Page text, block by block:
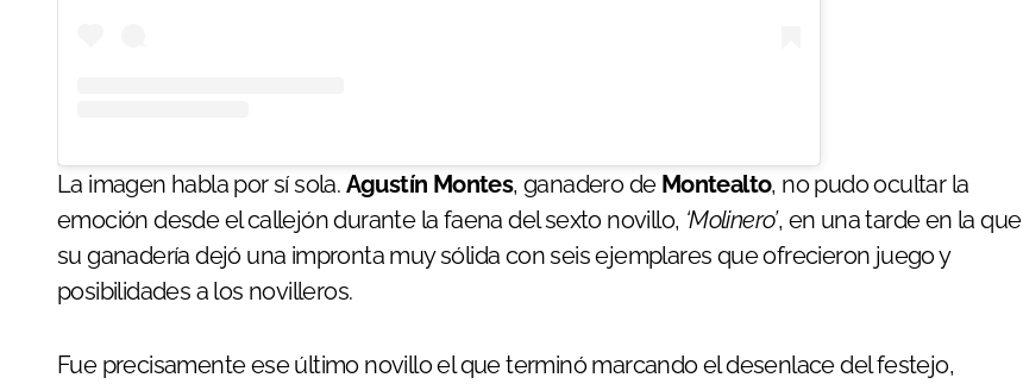
La imagen habla por sí sola. Agustín Montes, ganadero de Montealto, no pudo ocultar la
emoción desde el callejón durante la faena del sexto novillo, ‘Molinero’, en una tarde en la que
su ganadería dejó una impronta muy sólida con seis ejemplares que ofrecieron juego y
posibilidades a los novilleros.
Fue precisamente ese último novillo el que terminó marcando el desenlace del festejo,